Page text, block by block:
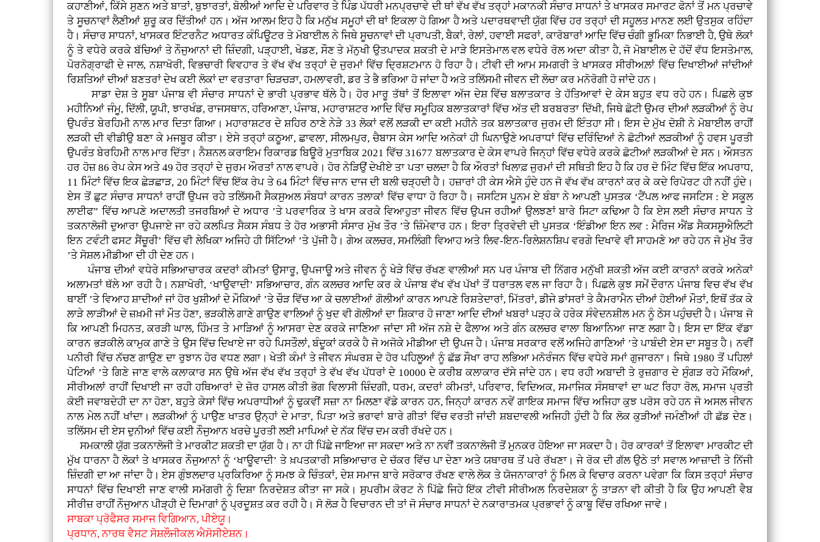
ਕਹਾਣੀਆਂ, ਕਿੱਸੇ ਸੁਣਨ ਅਤੇ ਬਾਤਾਂ, ਬੁਝਾਰਤਾਂ, ਬੋਲੀਆਂ ਆਦਿ ਦੇ ਪਰਿਵਾਰ ਤੇ ਪਿੰਡ ਪੱਧਰੀ ਮਨਪ੍ਰਚਾਵੇ ਦੀ ਥਾਂ ਵੱਖ ਵੱਖ ਤਰ੍ਹਾਂ ਮਕਾਨਕੀ ਸੰਚਾਰ ਸਾਧਨਾਂ ਤੇ ਖਾਸਕਰ ਸਮਾਰਟ ਫੋਨਾਂ ਤੋਂ ਮਨ ਪ੍ਰਚਾਵੇ
ਤੇ ਸੂਚਨਾਵਾਂ ਲੈਣੀਆਂ ਸ਼ੁਰੂ ਕਰ ਦਿੱਤੀਆਂ ਹਨ। ਅੱਜ ਆਲਮ ਇਹ ਹੈ ਕਿ ਮਨੁੱਖ ਸਮੂਹਾਂ ਦੀ ਥਾਂ ਇਕਲਾ ਹੋ ਗਿਆ ਹੈ ਅਤੇ ਪਦਾਰਥਵਾਦੀ ਯੁੱਗ ਵਿੱਚ ਹਰ ਤਰ੍ਹਾਂ ਦੀ ਸਹੂਲਤ ਮਾਨਣ ਲਈ ਉਤਸੁਕ ਰਹਿੰਦਾ
ਹੈ। ਸੰਚਾਰ ਸਾਧਨਾਂ, ਖਾਸਕਰ ਇੰਟਰਨੈਟ ਅਧਾਰਤ ਕੰਪਿਊਟਰ ਤੇ ਮੋਬਾਈਲ ਨੇ ਜਿਥੇ ਸੂਚਨਾਵਾਂ ਦੀ ਪ੍ਰਾਪਤੀ, ਬੈਕਾਂ, ਰੇਲਾਂ, ਹਵਾਈ ਸਫਰਾਂ, ਕਾਰੋਬਾਰਾਂ ਆਦਿ ਵਿੱਚ ਚੰਗੀ ਭੂਮਿਕਾ ਨਿਭਾਈ ਹੈ, ਉਥੇ ਲੋਕਾਂ
ਨੂੰ ਤੇ ਵਧੇਰੇ ਕਰਕੇ ਬੱਚਿਆਂ ਤੇ ਨੌਜੁਆਨਾਂ ਦੀ ਜ਼ਿੰਦਗੀ, ਪੜ੍ਹਾਈ, ਖੇਡਣ, ਸੌਣ ਤੇ ਮੱਨੁਖੀ ਉਤਪਾਦਕ ਸ਼ਕਤੀ ਦੇ ਮਾੜੇ ਇਸਤੇਮਾਲ ਵਲ ਵਧੇਰੇ ਰੋਲ ਅਦਾ ਕੀਤਾ ਹੈ, ਜੋ ਮੋਬਾਈਲ ਦੇ ਹੱਦੋਂ ਵੱਧ ਇਸਤੇਮਾਲ,
ਪੋਰਨੋਗ੍ਰਾਫੀ ਦੇ ਜਾਲ, ਨਸ਼ਾਖੋਰੀ, ਵਿਭਚਾਰੀ ਵਿਵਹਾਰ ਤੇ ਵੱਖ ਵੱਖ ਤਰ੍ਹਾਂ ਦੇ ਜੁਰਮਾਂ ਵਿੱਚ ਦ੍ਰਿਸ਼ਟਮਾਨ ਹੋ ਰਿਹਾ ਹੈ। ਟੀਵੀ ਦੀ ਆਮ ਸਮਗਰੀ ਤੇ ਖਾਸਕਰ ਸੀਰੀਅਲ਼ਾਂ ਵਿੱਚ ਦਿਖਾਈਆਂ ਜਾਂਦੀਆਂ
ਰਿਸ਼ਤਿਆਂ ਦੀਆਂ ਬਣਤਰਾਂ ਦੇਖ ਕਈ ਲੋਕਾਂ ਦਾ ਵਰਤਾਰਾ ਚਿੜਚੜਾ, ਹਮਲਾਵਰੀ, ਡਰ ਤੇ ਭੈ ਭਰਿਆ ਹੋ ਜਾਂਦਾ ਹੈ ਅਤੇ ਤਲਿੱਸਮੀ ਜੀਵਨ ਦੀ ਲੋਚਾ ਕਰ ਮਨੋਰੋਗੀ ਹੋ ਜਾਂਦੇ ਹਨ।
ਸਾਡਾ ਦੇਸ਼ ਤੇ ਸੂਬਾ ਪੰਜਾਬ ਵੀ ਸੰਚਾਰ ਸਾਧਨਾਂ ਦੇ ਭਾਰੀ ਪ੍ਰਭਾਵ ਥੱਲੇ ਹੈ। ਹੋਰ ਮਾਰੂ ਤੱਥਾਂ ਤੋਂ ਇਲਾਵਾ ਅੱਜ ਦੇਸ਼ ਵਿੱਚ ਬਲਾਤਕਾਰ ਤੇ ਹੱਤਿਆਵਾਂ ਦੇ ਕੇਸ ਬਹੁਤ ਵਧ ਰਹੇ ਹਨ। ਪਿਛਲੇ ਕੁਝ
ਮਹੀਨਿਆਂ ਜੰਮੂ, ਦਿੱਲੀ, ਯੂਪੀ, ਝਾਰਖੰਡ, ਰਾਜਸਥਾਨ, ਹਰਿਆਣਾ, ਪੰਜਾਬ, ਮਹਾਰਾਸ਼ਟਰ ਆਦਿ ਵਿੱਚ ਸਮੂਹਿਕ ਬਲਾਤਕਾਰਾਂ ਵਿੱਚ ਅੱਤ ਦੀ ਬਰਬਰਤਾ ਦਿੱਖੀ, ਜਿਥੇ ਛੋਟੀ ਉਮਰ ਦੀਆਂ ਲੜਕੀਆਂ ਨੂੰ ਰੇਪ
ਉਪਰੰਤ ਬੇਰਹਿਮੀ ਨਾਲ ਮਾਰ ਦਿਤਾ ਗਿਆ। ਮਹਾਰਾਸ਼ਟਰ ਦੇ ਸ਼ਹਿਰ ਠਾਣੇ ਨੇੜੇ 33 ਲੋਕਾਂ ਵਲੋਂ ਲੜਕੀ ਦਾ ਕਈ ਮਹੀਨੇ ਤਕ ਬਲਾਤਕਾਰ ਜੁਰਮ ਦੀ ਇੰਤਹਾ ਸੀ। ਇਸ ਦੇ ਮੁੱਖ ਦੋਸ਼ੀ ਨੇ ਮੋਬਾਈਲ ਰਾਹੀਂ
ਲੜਕੀ ਦੀ ਵੀਡੀਉ ਬਣਾ ਕੇ ਮਜਬੂਰ ਕੀਤਾ। ਏਸੇ ਤਰ੍ਹਾਂ ਕਠੂਆ, ਛਾਵਲਾ, ਸੀਲਮਪੁਰ, ਚੈਬਾਸ ਕੇਸ ਆਦਿ ਅਨੇਕਾਂ ਹੀ ਘਿਨਾਉਣੇ ਅਪਰਾਧਾਂ ਵਿੱਚ ਦਰਿੰਦਿਆਂ ਨੇ ਛੋਟੀਆਂ ਲੜਕੀਆਂ ਨੂੰ ਹਵਸ ਪੂਰਤੀ
ਉਪਰੰਤ ਬੇਰਹਿਮੀ ਨਾਲ ਮਾਰ ਦਿੱਤਾ। ਨੈਸ਼ਨਲ ਕਰਾਇਮ ਰਿਕਾਰਡ ਬਿਊਰੋ ਮੁਤਾਬਿਕ 2021 ਵਿੱਚ 31677 ਬਲਾਤਕਾਰ ਦੇ ਕੇਸ ਵਾਪਰੇ ਜਿਨ੍ਹਾਂ ਵਿੱਚ ਵਧੇਰੇ ਕਰਕੇ ਛੋਟੀਆਂ ਲੜਕੀਆਂ ਦੇ ਸਨ। ਔਸਤਨ
ਹਰ ਹੋਜ਼ 86 ਰੇਪ ਕੇਸ ਅਤੇ 49 ਹੋਰ ਤਰ੍ਹਾਂ ਦੇ ਜੁਰਮ ਔਰਤਾਂ ਨਾਲ ਵਾਪਰੇ। ਹੋਰ ਨੇੜਿਉਂ ਦੇਖੀਏ ਤਾ ਪਤਾ ਚਲਦਾ ਹੈ ਕਿ ਔਰਤਾਂ ਖਿਲਾਫ਼ ਜੁਰਮਾਂ ਦੀ ਸਥਿਤੀ ਇਹ ਹੈ ਕਿ ਹਰ ਦੋ ਮਿੰਟ ਵਿੱਚ ਇੱਕ ਅਪਰਾਧ,
11 ਮਿੰਟਾਂ ਵਿੱਚ ਇਕ ਛੇੜਛਾੜ, 20 ਮਿੰਟਾਂ ਵਿੱਚ ਇੱਕ ਰੇਪ ਤੇ 64 ਮਿੰਟਾਂ ਵਿੱਚ ਜਾਨ ਦਾਜ ਦੀ ਬਲੀ ਚੜ੍ਹਦੀ ਹੈ। ਹਜ਼ਾਰਾਂ ਹੀ ਕੇਸ ਐਸੇ ਹੁੰਦੇ ਹਨ ਜੋ ਵੱਖ ਵੱਖ ਕਾਰਨਾਂ ਕਰ ਕੇ ਕਦੇ ਰਿਪੋਰਟ ਹੀ ਨਹੀਂ ਹੁੰਦੇ।
ਏਸ ਤੋਂ ਛੁਟ ਸੰਚਾਰ ਸਾਧਨਾਂ ਰਾਹੀਂ ਉਪਜ ਰਹੇ ਤਲਿੱਸਮੀ ਸੈਕਸੁਅਲ ਸੰਬਧਾਂ ਕਾਰਨ ਤਲਾਕਾਂ ਵਿੱਚ ਵਾਧਾ ਹੋ ਰਿਹਾ ਹੈ। ਜਸਟਿਸ ਪੂਨਮ ਏ ਬੰਬਾ ਨੇ ਆਪਣੀ ਪੁਸਤਕ ‘ਟੈਂਪਲ ਆਫ ਜਸਟਿਸ : ਏ ਸਕੂਲ
ਲਾਈਫ” ਵਿੱਚ ਆਪਣੇ ਅਦਾਲਤੀ ਤਜਰਬਿਆਂ ਦੇ ਅਧਾਰ ’ਤੇ ਪਰਵਾਰਿਕ ਤੇ ਖਾਸ ਕਰਕੇ ਵਿਆਹੁਤਾ ਜੀਵਨ ਵਿੱਚ ਉਪਜ ਰਹੀਆਂ ਉਲਝਣਾਂ ਬਾਰੇ ਸਿਟਾ ਕਢਿਆ ਹੈ ਕਿ ਏਸ ਲਈ ਸੰਚਾਰ ਸਾਧਨ ਤੇ
ਤਕਨਾਲੋਜੀ ਦੁਆਰਾ ਉਪਜਾਏ ਜਾ ਰਹੇ ਕਲਪਿਤ ਸੈਕਸ ਸੰਬਧ ਤੇ ਹੋਰ ਅਭਾਸੀ ਸੰਸਾਰ ਮੁੱਖ ਤੌਰ ’ਤੇ ਜ਼ਿੰਮੇਵਾਰ ਹਨ। ਇਰਾ ਤ੍ਰਿਵੇਦੀ ਦੀ ਪੁਸਤਕ ‘ਇੰਡੀਆ ਇਨ ਲਵ : ਮੈਰਿਜ ਐਂਡ ਸੈਕਸਸੂਐਲਿਟੀ
ਇਨ ਟਵੰਟੀ ਫਸਟ ਸੈਂਚੂਰੀ’ ਵਿੱਚ ਵੀ ਲੇਖਿਕਾ ਅਜਿਹੇ ਹੀ ਸਿੱਟਿਆਂ ’ਤੇ ਪੁੱਜੀ ਹੈ। ਗੇਅ ਕਲਚਰ, ਸਮਲਿੰਗੀ ਵਿਆਹ ਅਤੇ ਲਿਵ-ਇਨ-ਰਿਲੇਸ਼ਨਸ਼ਿਪ ਵਰਗੇ ਦਿਖਾਵੇ ਵੀ ਸਾਹਮਣੇ ਆ ਰਹੇ ਹਨ ਜੋ ਮੁੱਖ ਤੌਰ
’ਤੇ ਸੋਸ਼ਲ ਮੀਡੀਆ ਦੀ ਹੀ ਦੇਣ ਹਨ।
ਪੰਜਾਬ ਦੀਆਂ ਵਧੇਰੇ ਸਭਿਆਚਾਰਕ ਕਦਰਾਂ ਕੀਮਤਾਂ ਉਸਾਰੂ, ਉਪਜਾਊ ਅਤੇ ਜੀਵਨ ਨੂੰ ਖੇੜੇ ਵਿੱਚ ਰੱਖਣ ਵਾਲੀਆਂ ਸਨ ਪਰ ਪੰਜਾਬ ਦੀ ਨਿੱਗਰ ਮਨੁੱਖੀ ਸ਼ਕਤੀ ਅੱਜ ਕਈ ਕਾਰਨਾਂ ਕਰਕੇ ਅਨੇਕਾਂ
ਅਲਾਮਤਾਂ ਥੱਲੇ ਆ ਰਹੀ ਹੈ। ਨਸ਼ਾਖੋਰੀ, ‘ਖਾਉਵਾਦੀ’ ਸਭਿਆਚਾਰ, ਗੰਨ ਕਲਚਰ ਆਦਿ ਕਰ ਕੇ ਪੰਜਾਬ ਵੱਖ ਵੱਖ ਪੱਖਾਂ ਤੋਂ ਧਰਾਤਲ ਵਲ ਜਾ ਰਿਹਾ ਹੈ। ਪਿਛਲੇ ਕੁਝ ਸਮੇਂ ਦੌਰਾਨ ਪੰਜਾਬ ਵਿਚ ਵੱਖ ਵੱਖ
ਥਾਈਂ ’ਤੇ ਵਿਆਹ ਸ਼ਾਦੀਆਂ ਜਾਂ ਹੋਰ ਖੁਸ਼ੀਆਂ ਦੇ ਮੌਕਿਆਂ ’ਤੇ ਚੌੜ ਵਿੱਚ ਆ ਕੇ ਚਲਾਈਆਂ ਗੋਲੀਆਂ ਕਾਰਨ ਆਪਣੇ ਰਿਸ਼ਤੇਦਾਰਾਂ, ਮਿੱਤਰਾਂ, ਡੀਜੇ ਡਾਂਸਰਾਂ ਤੇ ਕੈਮਰਾਮੈਨ ਦੀਆਂ ਹੋਈਆਂ ਮੌਤਾਂ, ਇਥੋਂ ਤੱਕ ਕੇ
ਲਾੜੇ ਲਾੜੀਆਂ ਦੇ ਜ਼ਖ਼ਮੀ ਜਾਂ ਮੌਤ ਹੋਣਾ, ਭੜਕੀਲੇ ਗਾਣੇ ਗਾਉਣ ਵਾਲਿਆਂ ਨੂੰ ਖੁਦ ਵੀ ਗੋਲੀਆਂ ਦਾ ਸ਼ਿਕਾਰ ਹੋ ਜਾਣਾ ਆਦਿ ਦੀਆਂ ਖਬਰਾਂ ਪੜ੍ਹ ਕੇ ਹਰੇਕ ਸੰਵੇਦਨਸ਼ੀਲ ਮਨ ਨੂੰ ਠੇਸ ਪਹੁੰਚਦੀ ਹੈ। ਪੰਜਾਬ ਜੋ
ਕਿ ਆਪਣੀ ਮਿਹਨਤ, ਕਰੜੀ ਘਾਲ, ਹਿੰਮਤ ਤੇ ਮਾੜਿਆਂ ਨੂੰ ਆਸਰਾ ਦੇਣ ਕਰਕੇ ਜਾਣਿਆ ਜਾਂਦਾ ਸੀ ਅੱਜ ਨਸ਼ੇ ਦੇ ਫੈਲਾਅ ਅਤੇ ਗੰਨ ਕਲਚਰ ਵਾਲਾ ਬਿਆਨਿਆ ਜਾਣ ਲਗਾ ਹੈ। ਇਸ ਦਾ ਇੱਕ ਵੱਡਾ
ਕਾਰਨ ਭੜਕੀਲੇ ਕਾਮੁਕ ਗਾਣੇ ਤੇ ਉਸ ਵਿੱਚ ਦਿਖਾਏ ਜਾ ਰਹੇ ਪਿਸਤੌਲਾਂ, ਬੰਦੂਕਾਂ ਕਰਕੇ ਹੈ ਜੋ ਅਜੋਕੇ ਮੀਡੀਆ ਦੀ ਉਪਜ ਹੈ। ਪੰਜਾਬ ਸਰਕਾਰ ਵਲੋਂ ਅਜਿਹੇ ਗਾਣਿਆਂ ’ਤੇ ਪਾਬੰਦੀ ਏਸ ਦਾ ਸਬੂਤ ਹੈ। ਨਵੀਂ
ਪਨੀਰੀ ਵਿੱਚ ਨੱਚਣ ਗਾਉਣ ਦਾ ਰੁਝਾਨ ਹੋਰ ਵਧਣ ਲਗਾ। ਖੇਤੀ ਕੰਮਾਂ ਤੇ ਜੀਵਨ ਸੰਘਰਸ਼ ਦੇ ਹੋਰ ਪਹਿਲੂਆਂ ਨੂੰ ਛੱਡ ਸੌਖਾ ਰਾਹ ਲਭਿਆ ਮਨੋਰੰਜਨ ਵਿੱਚ ਵਧੇਰੇ ਸਮਾਂ ਗੁਜਾਰਨਾ। ਜਿਥੇ 1980 ਤੋਂ ਪਹਿਲਾਂ
ਪੋਟਿਆਂ ’ਤੇ ਗਿਣੇ ਜਾਣ ਵਾਲੇ ਕਲਾਕਾਰ ਸਨ ਉਥੇ ਅੱਜ ਵੱਖ ਵੱਖ ਤਰ੍ਹਾਂ ਤੇ ਵੱਖ ਵੱਖ ਪੱਧਰਾਂ ਦੇ 10000 ਦੇ ਕਰੀਬ ਕਲਾਕਾਰ ਦੱਸੇ ਜਾਂਦੇ ਹਨ। ਵਧ ਰਹੀ ਅਬਾਦੀ ਤੇ ਰੁਜ਼ਗਾਰ ਦੇ ਸੁੰਗੜ ਰਹੇ ਮੌਕਿਆਂ,
ਸੀਰੀਅਲਾਂ ਰਾਹੀਂ ਦਿਖਾਈ ਜਾ ਰਹੀ ਹਥਿਆਰਾਂ ਦੇ ਜ਼ੋਰ ਹਾਸਲ ਕੀਤੀ ਭੋਗ ਵਿਲਾਸੀ ਜ਼ਿੰਦਗੀ, ਧਰਮ, ਕਦਰਾਂ ਕੀਮਤਾਂ, ਪਰਿਵਾਰ, ਵਿਦਿਅਕ, ਸਮਾਜਿਕ ਸੰਸਥਾਵਾਂ ਦਾ ਘਟ ਰਿਹਾ ਰੋਲ, ਸਮਾਜ ਪ੍ਰਤੀ
ਕੋਈ ਜਵਾਬਦੇਹੀ ਦਾ ਨਾ ਹੋਣਾ, ਬਹੁਤੇ ਕੇਸਾਂ ਵਿੱਚ ਅਪਰਾਧੀਆਂ ਨੂੰ ਢੁਕਵੀਂ ਸਜ਼ਾ ਨਾ ਮਿਲਣਾ ਵੱਡੇ ਕਾਰਨ ਹਨ, ਜਿਨ੍ਹਾਂ ਕਾਰਨ ਨਵੇਂ ਗਾਇਕ ਸਮਾਜ ਵਿੱਚ ਅਜਿਹਾ ਕੁਝ ਪਰੋਸ ਰਹੇ ਹਨ ਜੋ ਅਸਲ ਜੀਵਨ
ਨਾਲ ਮੇਲ ਨਹੀਂ ਖਾਂਦਾ। ਲੜਕੀਆਂ ਨੂੰ ਪਾਉੇਣ ਖਾਤਰ ਉਨ੍ਹਾਂ ਦੇ ਮਾਤਾ, ਪਿਤਾ ਅਤੇ ਭਰਾਵਾਂ ਬਾਰੇ ਗੀਤਾਂ ਵਿੱਚ ਵਰਤੀ ਜਾਂਦੀ ਸ਼ਬਦਾਵਲੀ ਅਜਿਹੀ ਹੁੰਦੀ ਹੈ ਕਿ ਲੋਕ ਕੁੜੀਆਂ ਜਮੰਣੀਆਂ ਹੀ ਛੱਡ ਦੇਣ।
ਤਲਿੱਸਮ ਦੀ ਏਸ ਦੁਨੀਆਂ ਵਿੱਚ ਕਈ ਨੌਜੁਆਨ ਖਰਚੇ ਪੂਰਤੀ ਲਈ ਮਾਪਿਆਂ ਦੇ ਨੱਕ ਵਿੱਚ ਦਮ ਕਰੀ ਰੱਖਦੇ ਹਨ।
ਸਮਕਾਲੀ ਯੁੱਗ ਤਕਨਾਲੋਜੀ ਤੇ ਮਾਰਕੀਟ ਸ਼ਕਤੀ ਦਾ ਯੁੱਗ ਹੈ। ਨਾ ਹੀ ਪਿੱਛੇ ਜਾਇਆ ਜਾ ਸਕਦਾ ਅਤੇ ਨਾ ਨਵੀਂ ਤਕਨਾਲੋਜੀ ਤੋਂ ਮੁਨਕਰ ਹੋਇਆ ਜਾ ਸਕਦਾ ਹੈ। ਹੋਰ ਕਾਰਕਾਂ ਤੋਂ ਇਲਾਵਾ ਮਾਰਕੀਟ ਦੀ
ਮੁੱਖ ਧਾਰਨਾ ਹੈ ਲੋਕਾਂ ਤੇ ਖਾਸਕਰ ਨੌਜੁਆਨਾਂ ਨੂੰ ‘ਖਾਊਵਾਦੀ’ ਤੇ ਖ਼ਪਤਕਾਰੀ ਸਭਿਆਚਾਰ ਦੇ ਚੱਕਰ ਵਿੱਚ ਪਾ ਦੇਣਾ ਅਤੇ ਯਥਾਰਥ ਤੋਂ ਪਰੇ ਰੱਖਣਾ। ਜੇ ਰੋਕ ਦੀ ਗੱਲ ਉਠੇ ਤਾਂ ਸਵਾਲ ਆਜ਼ਾਦੀ ਤੇ ਨਿੱਜੀ
ਜ਼ਿੰਦਗੀ ਦਾ ਆ ਜਾਂਦਾ ਹੈ। ਏਸ ਗੁੰਝਲਦਾਰ ਪ੍ਰਕਿਰਿਆ ਨੂੰ ਸਮਝ ਕੇ ਚਿੰਤਕਾਂ, ਦੇਸ਼ ਸਮਾਜ ਬਾਰੇ ਸਰੋਕਾਰ ਰੱਖਣ ਵਾਲੇ ਲੋਕ ਤੇ ਯੋਜਨਾਕਾਰਾਂ ਨੂੰ ਮਿਲ ਕੇ ਵਿਚਾਰ ਕਰਨਾ ਪਵੇਗਾ ਕਿ ਕਿਸ ਤਰ੍ਹਾਂ ਸੰਚਾਰ
ਸਾਧਨਾਂ ਵਿੱਚ ਦਿਖਾਈ ਜਾਣ ਵਾਲੀ ਸਮੱਗਰੀ ਨੂੰ ਦਿਸ਼ਾ ਨਿਰਦੇਸ਼ਤ ਕੀਤਾ ਜਾ ਸਕੇ। ਸੁਪਰੀਮ ਕੋਰਟ ਨੇ ਪਿੱਛੇ ਜਿਹੇ ਇੱਕ ਟੀਵੀ ਸੀਰੀਅਲ ਨਿਰਦੇਸ਼ਕਾ ਨੂੰ ਤਾੜਨਾ ਵੀ ਕੀਤੀ ਹੈ ਕਿ ਉਹ ਆਪਣੀ ਵੈਬ
ਸੀਰੀਜ਼ ਰਾਹੀਂ ਨੌਜੁਆਨ ਪੀੜ੍ਹੀ ਦੇ ਦਿਮਾਗਾਂ ਨੂੰ ਪ੍ਰਦੂਸ਼ਤ ਕਰ ਰਹੀ ਹੈ। ਸੋ ਲੋੜ ਹੈ ਵਿਚਾਰਨ ਦੀ ਤਾਂ ਜੋ ਸੰਚਾਰ ਸਾਧਨਾਂ ਦੇ ਨਕਾਰਾਤਮਕ ਪ੍ਰਭਾਵਾਂ ਨੂੰ ਕਾਬੂ ਵਿੱਚ ਰਖਿਆ ਜਾਵੇ।
ਸਾਬਕਾ ਪ੍ਰੋਫੈਸਰ ਸਮਾਜ ਵਿਗਿਆਨ, ਪੀਏਯੂ।
ਪ੍ਰਧਾਨ, ਨਾਰਥ ਵੈਸਟ ਸੋਸ਼ਲੌਜੀਕਲ ਐਸੋਸੀਏਸ਼ਨ।